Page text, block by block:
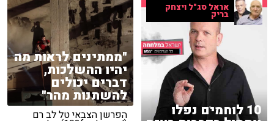
"ממתינים לראות מה
יהיו ההשלכות,
דברים יכולים
להשתנות מהר"
הפרשן הצבאי טל לב רם
אראל סג"ל ויצחק
בריק
10 לוחמים נפלו